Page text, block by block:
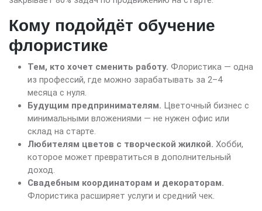
Кому подойдёт обучение
флористике
Тем, кто хочет сменить работу. Флористика — одна
из профессий, где можно зарабатывать за 2–4
месяца с нуля.
Будущим предпринимателям. Цветочный бизнес с
минимальными вложениями — не нужен офис или
склад на старте.
Любителям цветов с творческой жилкой. Хобби,
которое может превратиться в дополнительный
доход.
Свадебным координаторам и декораторам.
Флористика расширяет услуги и средний чек.